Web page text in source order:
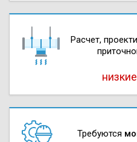
Расчет,
Требуются